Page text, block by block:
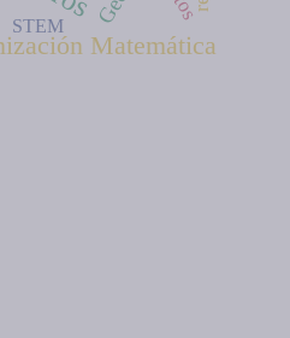
Matemática
STEM